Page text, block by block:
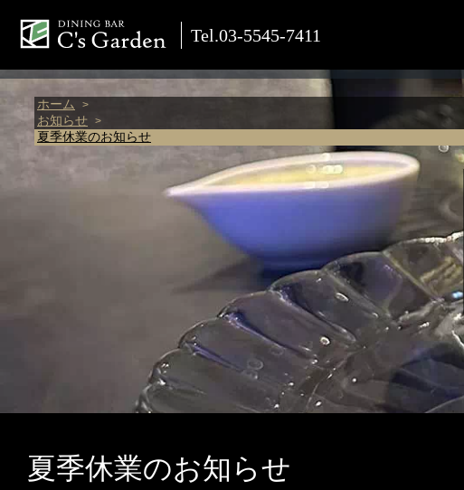
Tel.03-5545-7411
ホーム
お知らせ
夏季休業のお知らせ
夏季休業のお知らせ